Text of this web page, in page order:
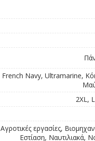
French Navy, Ultramarine,
2XL,
Αγροτικές εργασίες,
Εστίαση, Ναυτιλιακά,